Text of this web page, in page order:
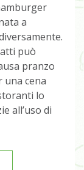
a
può
pranzo
una cena
lo
all’uso di